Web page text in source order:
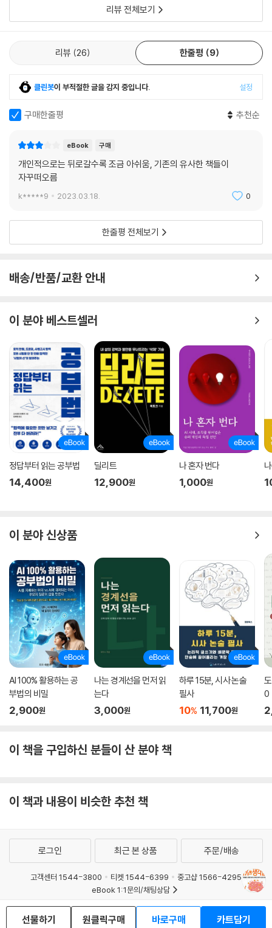
줄 사람”인 ‘현명한 바보’가 되어 보기를 권하며 다수의 의견에 동의하고
있다면 당신도 제대로 된 사고를 하고 있는 것인지 한 번 더 고민이 필요하
2. 위기 대응 근육을 키워라 : 대세를 거스르는 용기를 위해, 즉 무리에 맞
서기 위해서는 두 번째, 위기 대응 근육을 키울 필요가 있다. “다른 사람들
의 의견에 지나치게 신경을 쓴다면” 엉뚱한 의견을 내는 데 어려움을 겪게
된다.
해 신선한 방식으로 생각할 가능성을 열어두라는 것이 세 번째이다. 가벼
운 농담은 심각한 상황에서도 분위기를 풀어준다.
4. 두 번째 정답이 있는가 : 네 번째는 답이 하나만 있다는 사고방식에서 벗
답이 두 개 이상이 있”다고 여겨야 한다는 것이다. 프랑스 철학자 에밀 오
귀스트 샤르티에는 말했다. “당신이 가진 유일한 아이디어보다 더 위험한
5. 일을 놀이처럼, 놀이를 일처럼 : 다섯 번째는 계속해서 ‘왜’라는 질문을
럼” 행할 수 있다. 문제를 놀이처럼 가지고 놀아야 한다.
6. 뒤집어 질문하기 : 현명한 바보가 되어 뒤집어 질문함으로써 평소에 보
지 못했던 것을 보고, 평소에 알아차리지 못했던 것을 볼 수 있기를 권하는
것이 여섯 번째이다.
7. 규칙을 일부러 어겨라 : 일곱 번째는 규칙을 일부러 어김으로써 정해진
규율에 의문을 제기해보는 것이다. “너무 많은 규칙을 흡수해버리면 참신
한 발상”을 떠올리기가 어려워진다.
8. ‘만약에’ 효과 : 여덟 번째는 ‘만약에 말이야’라는 질문으로 사고의 폭을
넓히는 것이다. 이 간단한 한 문장은 조금 독특해 보일 수도 있지만 어떤 글
보다 상상력을 풍부하게 하는 데 도움이 된다.
즐거움도 커진다.”라고 말이다. 이는 “상상력을 제한하지 않도록 모호한
됨을 역설한다.
10. 분명하게 보라 : 열 번째는 분명한 것을 봄으로써 바로 눈앞에 있는 유
용한 아이디어를 알아채라고 한다. 문제나 상황에서 한 발짝 물어나서 “여
기서 가장 분명하다고 말할 수 있는 것”은 무엇일지 질문해봐야 한다.
11. 망각을 이용하라 : “이미 알고 있는 지식을 잊어버”림으로써 새로운 통
찰력을 가질 수 있다고 말한다. 지식은 너무나도 훌륭한 자원이지만 적절
한 시기에 알고 있는 지식을 잊어버리는 것 또한 새로운 시각을 얻는 데 중
요한 기술이다.
는 창의적 발상을 저하할 뿐이다.
때 애지중지하는 네 사랑을 죽여라.”라고 말이다. 어떤 아이디어에 애착을
가지기 시작하면 다른 좋은 대안을 보지 못할 수 있다는 점을 지적한다.
14. 레트로가 영감이 된다 : 열네 번째는 어느 단계에서 버려졌던 아이디어
가 지금 단계에는 또한 지금 시대에는 유효할 수 있음을 지적한다. 영감과
15. 제대로 돌아가지 않는 것을 찾아라 : 열다섯 번째는 “제대로 돌아가지
않는 것”을 봄으로써 예리함을 갖추라고 권한다. 분별력을 기르고 대상을
리뷰 전체보기
리뷰 26 한줄평 9
클린봇이 부적절한 글을 감지 중입니다. 설정
구매한줄평 추천순
eBook 구매
개인적으로는 뒤로갈수록 조금 아쉬움, 기존의 유사한 책들이
자꾸떠오름
k*****9 2023.03.18. 0
한줄평 전체보기
배송/반품/교환 안내
이 분야 베스트셀러
정답부터 읽는 공부법
14,400원
딜리트
12,900원
나 혼자 번다
1,000원
이 분야 신상품
AI 100% 활용하는 공
부법의 비밀
2,900원
나는 경계선을 먼저 읽
는다
3,000원
하루 15분, 시사 논술
필사
10% 11,700원
0
이 책을 구입하신 분들이 산 분야 책
이 책과 내용이 비슷한 추천 책
선물하기 원클릭구매 바로구매 카트담기
로그인 최근 본 상품 주문/배송
고객센터 1544-3800 티켓 1544-6399
중고샵 1566-4295
eBook 1:1문의/채팅상담
예스이십사(주) 사업자 정보
이용약관
개인정보처리방침 청소년보호정책